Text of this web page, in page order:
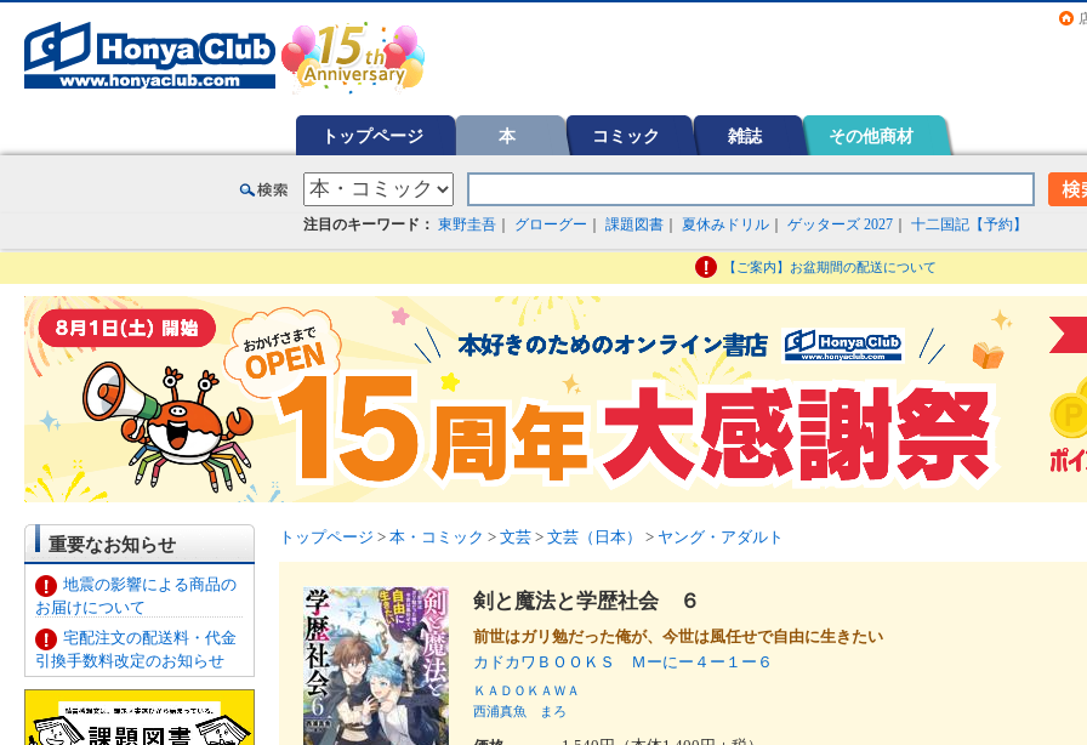
トップページ 本 コミック 雑誌 その他商材
注目のキーワード： 東野圭吾 グローグー 課題図書 夏休みドリル ゲッターズ 2027 十二国記【予約】
【ご案内】お盆期間の配送について
重要なお知らせ
地震の影響による商品の
お届けについて
宅配注文の配送料・代金
引換手数料改定のお知らせ
トップページ > 本・コミック > 文芸 > 文芸（日本） > ヤング・アダルト
剣と魔法と学歴社会 ６
前世はガリ勉だった俺が、今世は風任せで自由に生きたい
カドカワＢＯＯＫＳ Ｍーにー４ー１ー６
ＫＡＤＯＫＡＷＡ
西浦真魚
まろ